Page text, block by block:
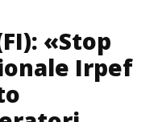
«Stop
Irpef